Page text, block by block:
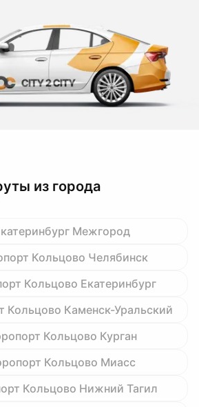
из города
Межгород
Кольцово Челябинск
Кольцово Екатеринбург
Кольцово Каменск-Уральский
Кольцово Курган
Кольцово Миасс
Кольцово Нижний Тагил